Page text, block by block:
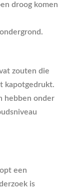
droog komen
zouten die
kapotgedrukt.
hebben onder
een
is